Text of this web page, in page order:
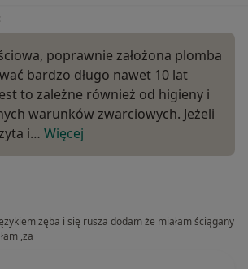
poprawnie założona plomba
bardzo długo nawet 10 lat
to zależne również od higieny i
warunków zwarciowych. Jeżeli
i… Więcej
zęba i się rusza dodam że miałam ściągany
,za